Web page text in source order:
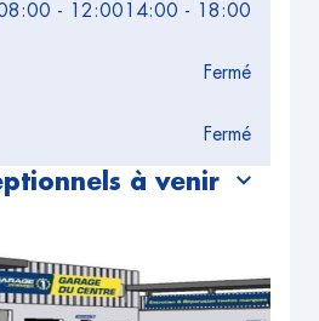
- 12:00 14:00 - 18:00
Fermé
Fermé
à venir